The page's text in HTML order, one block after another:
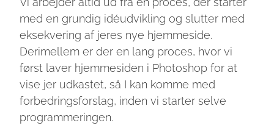
med en grundig idéudvikling og slutter med
eksekvering af jeres nye hjemmeside.
Derimellem er der en lang proces, hvor vi
først laver hjemmesiden i Photoshop for at
vise jer udkastet, så I kan komme med
forbedringsforslag, inden vi starter selve
programmeringen.